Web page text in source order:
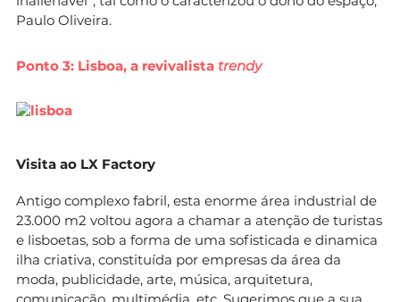
Paulo Oliveira.
Ponto 3: Lisboa, a revivalista trendy
Visita ao LX Factory
Antigo complexo fabril, esta enorme área industrial de
23.000 m2 voltou agora a chamar a atenção de turistas
e lisboetas, sob a forma de uma sofisticada e dinamica
ilha criativa, constituída por empresas da área da
moda, publicidade, arte, música, arquitetura,